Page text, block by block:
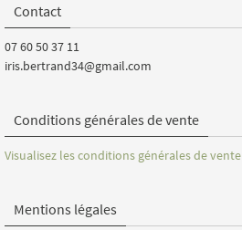
Contact
07 60 50 37 11
iris.bertrand34@gmail.com
Conditions générales de vente
Visualisez les conditions générales de vente
Mentions légales